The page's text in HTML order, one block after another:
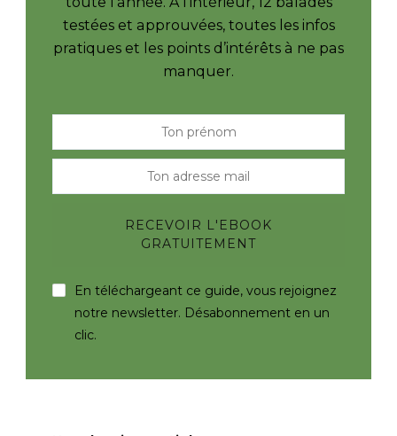
testées et approuvées, toutes les infos
pratiques et les points d’intérêts à ne pas
manquer.
En téléchargeant ce guide, vous rejoignez
notre newsletter. Désabonnement en un
clic.